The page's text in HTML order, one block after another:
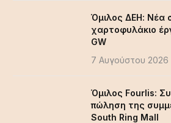
Όμιλος ΔΕΗ: Νέα
χαρτοφυλάκιο
GW
7 Αυγούστου 2026
Όμιλος Fourlis:
πώληση της
South Ring Mall